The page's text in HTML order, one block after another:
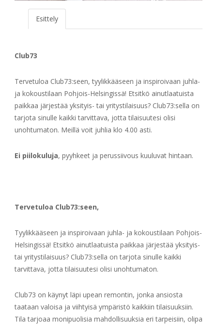
Esittely
Club73
Tervetuloa Club73:seen, tyylikkääseen ja inspiroivaan juhla-
ja kokoustilaan Pohjois-Helsingissä! Etsitkö ainutlaatuista
paikkaa järjestää yksityis- tai yritystilaisuus? Club73:sella on
tarjota sinulle kaikki tarvittava, jotta tilaisuutesi olisi
unohtumaton. Meillä voit juhlia klo 4.00 asti.
Ei piilokuluja, pyyhkeet ja perussiivous kuuluvat hintaan.
Tervetuloa Club73:seen,
Tyylikkääseen ja inspiroivaan juhla- ja kokoustilaan Pohjois-
Helsingissä! Etsitkö ainutlaatuista paikkaa järjestää yksityis-
tai yritystilaisuus? Club73:sella on tarjota sinulle kaikki
tarvittava, jotta tilaisuutesi olisi unohtumaton.
Club73 on käynyt läpi upean remontin, jonka ansiosta
taataan valoisa ja viihtyisä ympäristö kaikkiin tilaisuuksiin.
Tila tarjoaa monipuolisia mahdollisuuksia eri tarpeisiin, olipa